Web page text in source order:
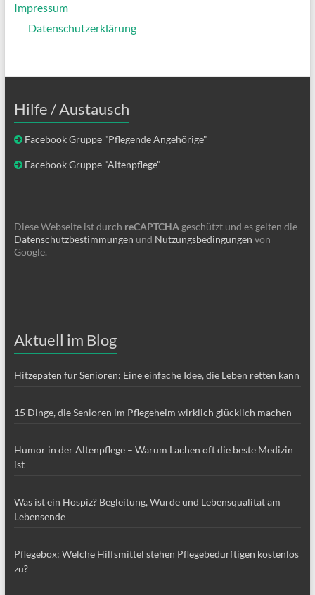
Impressum
Datenschutzerklärung
Hilfe / Austausch
Facebook Gruppe "Pflegende Angehörige"
Facebook Gruppe "Altenpflege"
Diese Webseite ist durch reCAPTCHAgeschützt und es gelten die
Datenschutzbestimmungen und Nutzungsbedingungen von
Google.
Aktuell im Blog
Hitzepaten für Senioren: Eine einfache Idee, die Leben retten kann
15 Dinge, die Senioren im Pflegeheim wirklich glücklich machen
Humor in der Altenpflege – Warum Lachen oft die beste Medizin
ist
Was ist ein Hospiz? Begleitung, Würde und Lebensqualität am
Lebensende
Pflegebox: Welche Hilfsmittel stehen Pflegebedürftigen kostenlos
zu?